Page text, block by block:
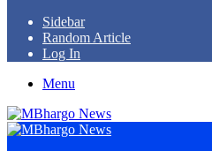
Sidebar
Random Article
Log In
Menu